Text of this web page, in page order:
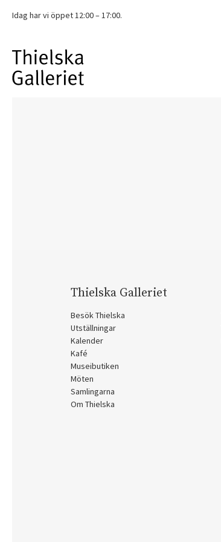
Idag har vi öppet 12:00 – 17:00.
Thielska Galleriet
Besök Thielska
Utställningar
Kalender
Kafé
Museibutiken
Möten
Samlingarna
Om Thielska